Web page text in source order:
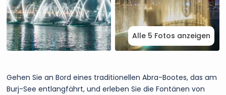
Alle 5 Fotos anzeigen
Gehen Sie an Bord eines traditionellen Abra-Bootes, das am
Burj-See entlangfährt, und erleben Sie die Fontänen von